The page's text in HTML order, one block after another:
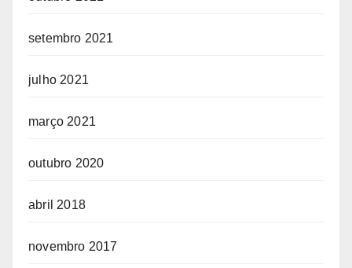
setembro 2021
julho 2021
março 2021
outubro 2020
abril 2018
novembro 2017